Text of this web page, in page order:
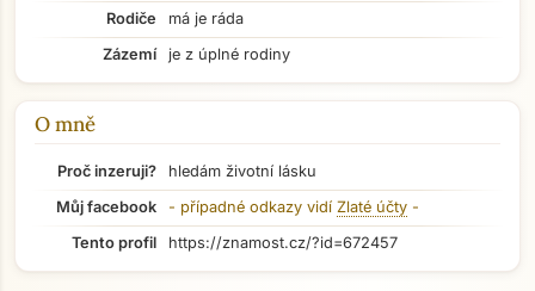
Přejít na hlavní obsah
Rodiče
má je ráda
Zázemí
je z úplné rodiny
O mně
Proč inzeruji?
hledám životní lásku
Můj facebook
- případné odkazy vidí Zlaté účty -
Tento profil
https://znamost.cz/?id=672457